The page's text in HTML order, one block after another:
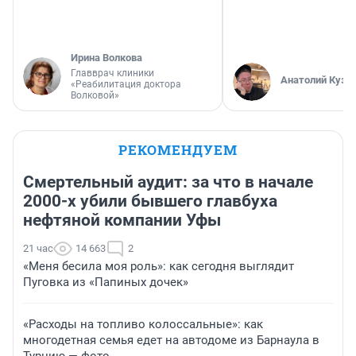
Ирина Волкова
Главврач клиники
«Реабилитация доктора
Волковой»
Анатолий
РЕКОМЕНДУЕМ
Смертельный аудит: за что в начале
2000-х убили бывшего главбуха
нефтяной компании Уфы
21 час 14 663 2
«Меня бесила моя роль»: как сегодня выглядит
Пуговка из «Папиных дочек»
«Расходы на топливо колоссальные»: как
многодетная семья едет на автодоме из Барнаула в